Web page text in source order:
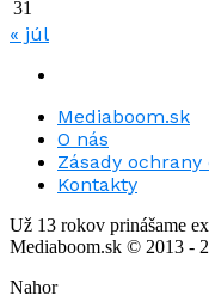
31
« júl
Mediaboom.sk
O nás
Zásady
Kontakty
Už 13 rokov prinášame
Mediaboom.sk © 2013 -
Nahor